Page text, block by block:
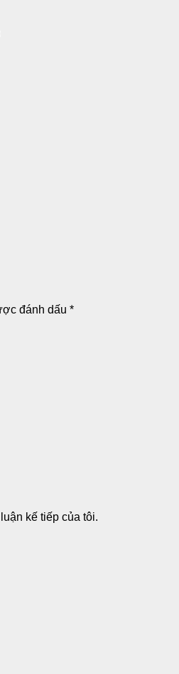
đánh dấu *
kế tiếp của tôi.